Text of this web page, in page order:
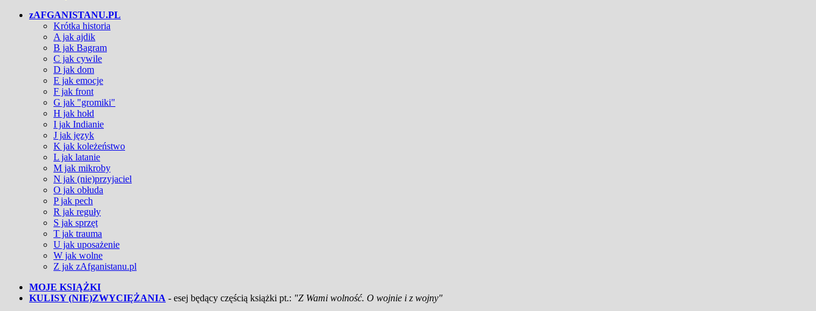
zAFGANISTANU.PL
Krótka historia
A jak ajdik
B jak Bagram
C jak cywile
D jak dom
E jak emocje
F jak front
G jak "gromiki"
H jak hołd
I jak Indianie
J jak język
K jak koleżeństwo
L jak latanie
M jak mikroby
N jak (nie)przyjaciel
O jak obłuda
P jak pech
R jak reguły
S jak sprzęt
T jak trauma
U jak uposażenie
W jak wolne
Z jak zAfganistanu.pl
MOJE KSIĄŻKI
KULISY (NIE)ZWYCIĘŻANIA - esej będący częścią książki pt.: "Z Wami wolność. O wojnie i z wojny"